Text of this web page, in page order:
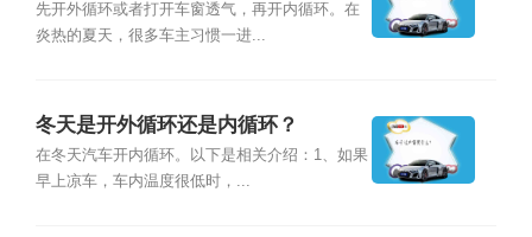
先开外循环或者打开车窗透气，再开内循环。在
炎热的夏天，很多车主习惯一进...
冬天是开外循环还是内循环？
在冬天汽车开内循环。以下是相关介绍：1、如果
早上凉车，车内温度很低时，...